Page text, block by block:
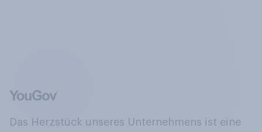
Das Herzstück unseres Unternehmens ist eine